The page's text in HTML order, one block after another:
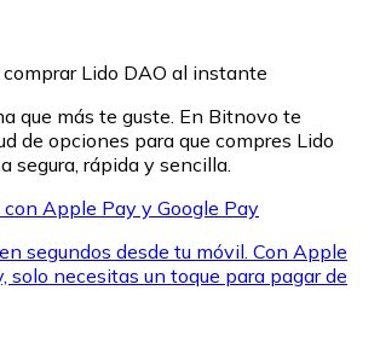
Lido DAO al instante
que más te guste. En Bitnovo te
de opciones para que compres Lido
segura, rápida y sencilla.
Apple Pay y Google Pay
segundos desde tu móvil. Con Apple
solo necesitas un toque para pagar de